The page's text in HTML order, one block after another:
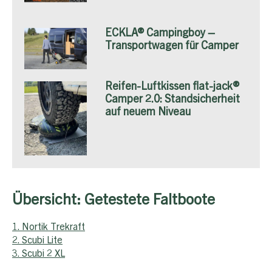
ECKLA® Campingboy –
Transportwagen für Camper
Reifen-Luftkissen flat-jack®
Camper 2.0: Standsicherheit
auf neuem Niveau
Übersicht: Getestete Faltboote
1. Nortik Trekraft
2. Scubi Lite
3. Scubi 2 XL